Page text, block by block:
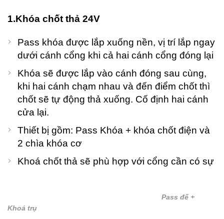
1.Khóa chốt thả 24V
Pass khóa được lắp xuống nền, vị trí lắp ngay
dưới cánh cổng khi cả hai cánh cổng đóng lại
Khóa sẽ được lắp vào cánh đóng sau cùng,
khi hai cánh chạm nhau và đến điểm chốt thì
chốt sẽ tự động thả xuống. Cố định hai cánh
cửa lại.
Thiết bị gồm: Pass Khóa + khóa chốt điện và
2 chìa khóa cơ
Khoá chốt thả sẽ phù hợp với cổng cần có sự
Pass đế +
Khoá trụ